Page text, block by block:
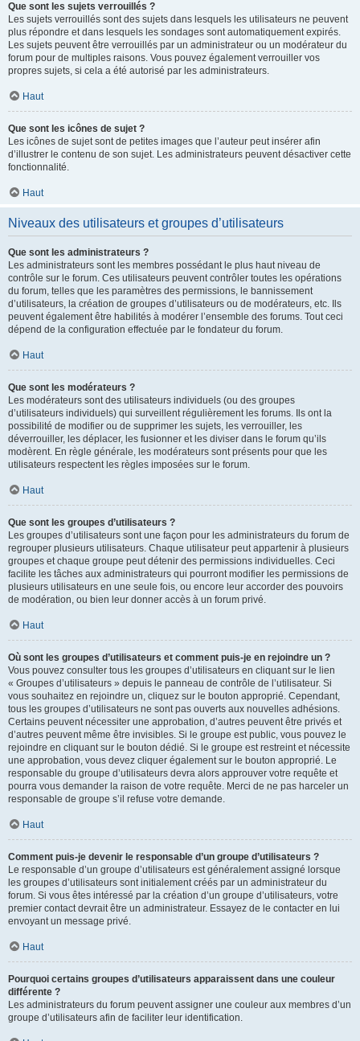
Que sont les sujets verrouillés ?
Les sujets verrouillés sont des sujets dans lesquels les utilisateurs ne peuvent
plus répondre et dans lesquels les sondages sont automatiquement expirés.
Les sujets peuvent être verrouillés par un administrateur ou un modérateur du
forum pour de multiples raisons. Vous pouvez également verrouiller vos
propres sujets, si cela a été autorisé par les administrateurs.
Haut
Que sont les icônes de sujet ?
Les icônes de sujet sont de petites images que l’auteur peut insérer afin
d’illustrer le contenu de son sujet. Les administrateurs peuvent désactiver cette
fonctionnalité.
Haut
Niveaux des utilisateurs et groupes d’utilisateurs
Que sont les administrateurs ?
Les administrateurs sont les membres possédant le plus haut niveau de
contrôle sur le forum. Ces utilisateurs peuvent contrôler toutes les opérations
du forum, telles que les paramètres des permissions, le bannissement
d’utilisateurs, la création de groupes d’utilisateurs ou de modérateurs, etc. Ils
peuvent également être habilités à modérer l’ensemble des forums. Tout ceci
dépend de la configuration effectuée par le fondateur du forum.
Haut
Que sont les modérateurs ?
Les modérateurs sont des utilisateurs individuels (ou des groupes
d’utilisateurs individuels) qui surveillent régulièrement les forums. Ils ont la
possibilité de modifier ou de supprimer les sujets, les verrouiller, les
déverrouiller, les déplacer, les fusionner et les diviser dans le forum qu’ils
modèrent. En règle générale, les modérateurs sont présents pour que les
utilisateurs respectent les règles imposées sur le forum.
Haut
Que sont les groupes d’utilisateurs ?
Les groupes d’utilisateurs sont une façon pour les administrateurs du forum de
regrouper plusieurs utilisateurs. Chaque utilisateur peut appartenir à plusieurs
groupes et chaque groupe peut détenir des permissions individuelles. Ceci
facilite les tâches aux administrateurs qui pourront modifier les permissions de
plusieurs utilisateurs en une seule fois, ou encore leur accorder des pouvoirs
de modération, ou bien leur donner accès à un forum privé.
Haut
Où sont les groupes d’utilisateurs et comment puis-je en rejoindre un ?
Vous pouvez consulter tous les groupes d’utilisateurs en cliquant sur le lien
« Groupes d’utilisateurs » depuis le panneau de contrôle de l’utilisateur. Si
vous souhaitez en rejoindre un, cliquez sur le bouton approprié. Cependant,
tous les groupes d’utilisateurs ne sont pas ouverts aux nouvelles adhésions.
Certains peuvent nécessiter une approbation, d’autres peuvent être privés et
d’autres peuvent même être invisibles. Si le groupe est public, vous pouvez le
rejoindre en cliquant sur le bouton dédié. Si le groupe est restreint et nécessite
une approbation, vous devez cliquer également sur le bouton approprié. Le
responsable du groupe d’utilisateurs devra alors approuver votre requête et
pourra vous demander la raison de votre requête. Merci de ne pas harceler un
responsable de groupe s’il refuse votre demande.
Haut
Comment puis-je devenir le responsable d’un groupe d’utilisateurs ?
Le responsable d’un groupe d’utilisateurs est généralement assigné lorsque
les groupes d’utilisateurs sont initialement créés par un administrateur du
forum. Si vous êtes intéressé par la création d’un groupe d’utilisateurs, votre
premier contact devrait être un administrateur. Essayez de le contacter en lui
envoyant un message privé.
Haut
Pourquoi certains groupes d’utilisateurs apparaissent dans une couleur
différente ?
Les administrateurs du forum peuvent assigner une couleur aux membres d’un
groupe d’utilisateurs afin de faciliter leur identification.